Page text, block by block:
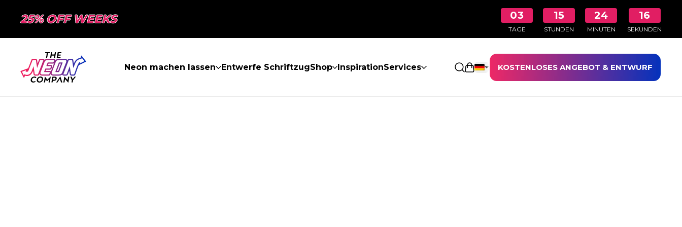
25% OFF WEEKS 03
TAGE
15
STUNDEN
24
MINUTEN
15
SEKUNDEN
Neon machen lassen Entwerfe SchriftzugShop InspirationServices Einkaufswagen öffnen
KOSTENLOSES ANGEBOT & ENTWURF